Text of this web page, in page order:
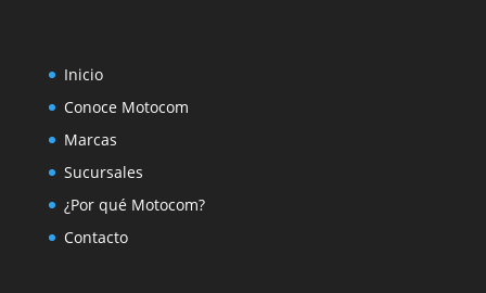
Inicio
Conoce Motocom
Marcas
Sucursales
¿Por qué Motocom?
Contacto